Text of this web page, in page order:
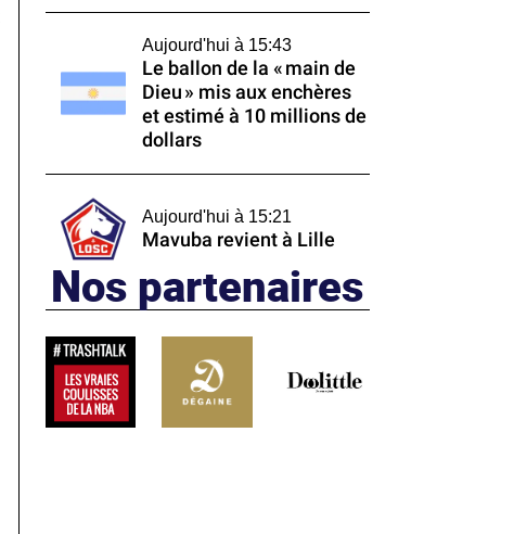
Aujourd'hui à 15:43
Le ballon de la « main de
Dieu » mis aux enchères
et estimé à 10 millions de
dollars
Aujourd'hui à 15:21
Mavuba revient à Lille
Nos partenaires